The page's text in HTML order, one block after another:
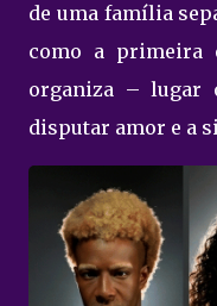
de uma família
como a primeira
organiza – lugar
disputar amor e a